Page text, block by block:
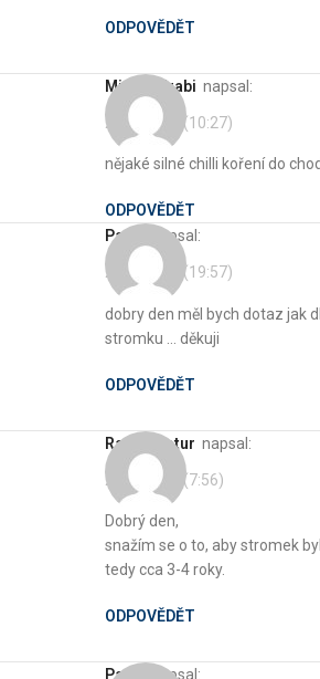
ODPOVĚDĚT
Michal Hrabi napsal:
29. 7. 2021 (10:27)
nějaké silné chilli koření do
ODPOVĚDĚT
pavel
napsal:
27. 2. 2021 (19:57)
dobry den měl bych dotaz jak
stromku … děkuji
ODPOVĚDĚT
Radek Botur napsal:
28. 2. 2021 (7:56)
Dobrý den,
snažím se o to, aby stromek
tedy cca 3-4 roky.
ODPOVĚDĚT
pavel napsal: